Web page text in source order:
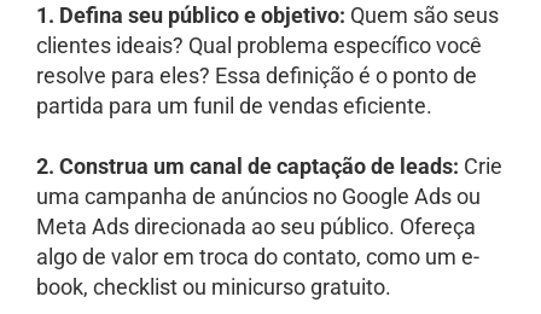
1. Defina seu público e objetivo: Quem são seus
clientes ideais? Qual problema específico você
resolve para eles? Essa definição é o ponto de
partida para um funil de vendas eficiente.
2. Construa um canal de captação de leads: Crie
uma campanha de anúncios no Google Ads ou
Meta Ads direcionada ao seu público. Ofereça
algo de valor em troca do contato, como um e-
book, checklist ou minicurso gratuito.